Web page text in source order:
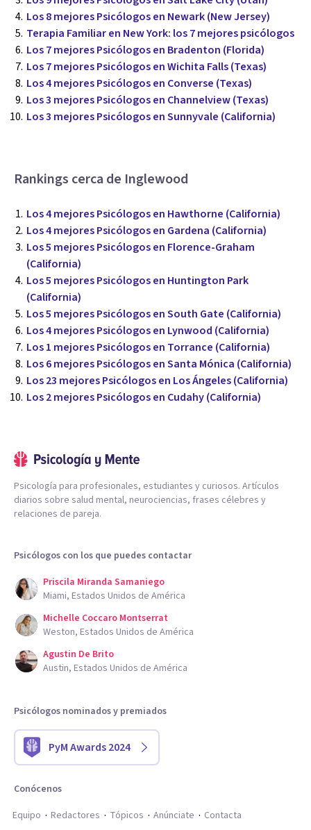
Los 8 mejores Psicólogos en Newark (New Jersey)
Terapia Familiar en New York: los 7 mejores psicólogos
Los 7 mejores Psicólogos en Bradenton (Florida)
Los 7 mejores Psicólogos en Wichita Falls (Texas)
Los 4 mejores Psicólogos en Converse (Texas)
Los 3 mejores Psicólogos en Channelview (Texas)
Los 3 mejores Psicólogos en Sunnyvale (California)
Rankings cerca de Inglewood
Los 4 mejores Psicólogos en Hawthorne (California)
Los 4 mejores Psicólogos en Gardena (California)
Los 5 mejores Psicólogos en Florence-Graham
(California)
Los 5 mejores Psicólogos en Huntington Park
(California)
Los 5 mejores Psicólogos en South Gate (California)
Los 4 mejores Psicólogos en Lynwood (California)
Los 1 mejores Psicólogos en Torrance (California)
Los 6 mejores Psicólogos en Santa Mónica (California)
Los 23 mejores Psicólogos en Los Ángeles (California)
Los 2 mejores Psicólogos en Cudahy (California)
Psicología para profesionales, estudiantes y curiosos. Artículos
diarios sobre salud mental, neurociencias, frases célebres y
relaciones de pareja.
Psicólogos con los que puedes contactar
Priscila Miranda Samaniego
Miami, Estados Unidos de América
Michelle Coccaro Montserrat
Weston, Estados Unidos de América
Agustin De Brito
Austin, Estados Unidos de América
Psicólogos nominados y premiados
PyM Awards 2024
Conócenos
Equipo
Redactores Tópicos Anúnciate Contacta